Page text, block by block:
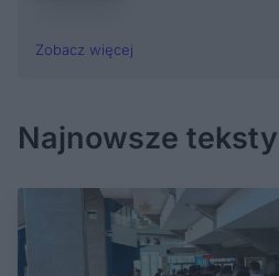
Zobacz więcej
Najnowsze teksty